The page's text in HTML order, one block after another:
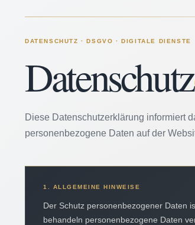
DATENSCHUTZ · DSGVO · DIGITALE DIENSTE
Datenschutz
Diese Datenschutzerklärung informiert
personenbezogene Daten auf der
1. ALLGEMEINE HINWEISE
Der Schutz personenbezogener Daten
behandeln personenbezogene Daten